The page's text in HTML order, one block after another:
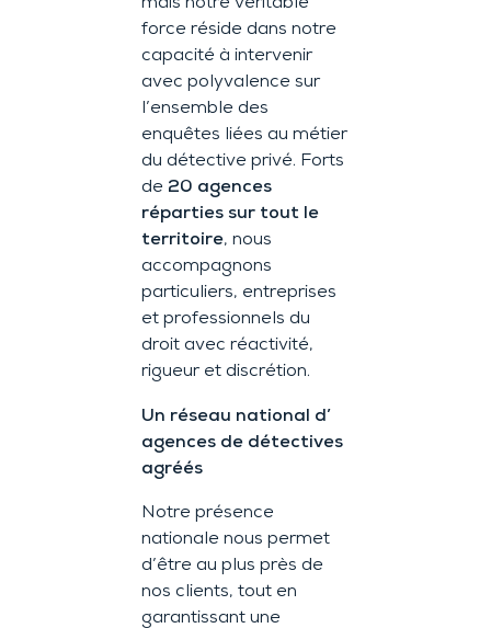
mais notre véritable
force réside dans notre
capacité à intervenir
avec polyvalence sur
l’ensemble des
enquêtes liées au métier
du détective privé. Forts
de 20 agences
réparties sur tout le
territoire, nous
accompagnons
particuliers, entreprises
et professionnels du
droit avec réactivité,
rigueur et discrétion.
Un réseau national d’
agences de détectives
agréés
Notre présence
nationale nous permet
d’être au plus près de
nos clients, tout en
garantissant une